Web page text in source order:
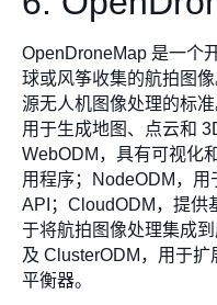
OpenDroneMap 是一个
球或风筝收集的航拍图
源无人机图像处理的标
用于生成地图、点云和
WebODM，具有可视化
用程序；NodeODM，
API；CloudODM，提供
于将航拍图像处理集成
及 ClusterODM，用于
平衡器。